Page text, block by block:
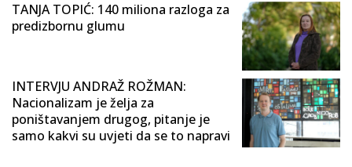
TANJA TOPIĆ: 140 miliona razloga za
predizbornu glumu
INTERVJU ANDRAŽ ROŽMAN:
Nacionalizam je želja za
poništavanjem drugog, pitanje je
samo kakvi su uvjeti da se to napravi